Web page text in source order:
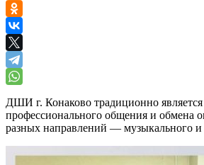
ДШИ г. Конаково традиционно
профессионального общения и обмена
разных направлений — музыкального и